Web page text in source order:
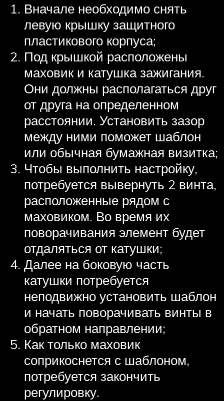
Вначале необходимо снять
левую крышку защитного
пластикового корпуса;
Под крышкой расположены
маховик и катушка зажигания.
Они должны располагаться друг
от друга на определенном
расстоянии. Установить зазор
между ними поможет шаблон
или обычная бумажная визитка;
Чтобы выполнить настройку,
потребуется вывернуть 2 винта,
расположенные рядом с
маховиком. Во время их
поворачивания элемент будет
отдаляться от катушки;
Далее на боковую часть
катушки потребуется
неподвижно установить шаблон
и начать поворачивать винты в
обратном направлении;
Как только маховик
соприкоснется с шаблоном,
потребуется закончить
регулировку.